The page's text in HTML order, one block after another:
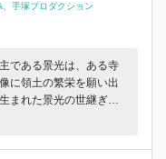
手塚プロダクション
である景光は、ある寺
に領土の繁栄を願い出
まれた景光の世継ぎは
り、 忌み子としてそ
を果たし、国には平安が